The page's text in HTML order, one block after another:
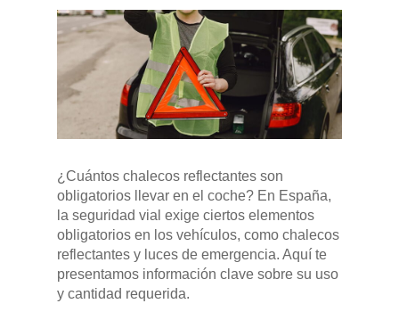
Pulse Enter para buscar o ESC para cerrar
¿Cuántos chalecos reflectantes son
obligatorios llevar en el coche? En España,
la seguridad vial exige ciertos elementos
obligatorios en los vehículos, como chalecos
reflectantes y luces de emergencia. Aquí te
presentamos información clave sobre su uso
y cantidad requerida.